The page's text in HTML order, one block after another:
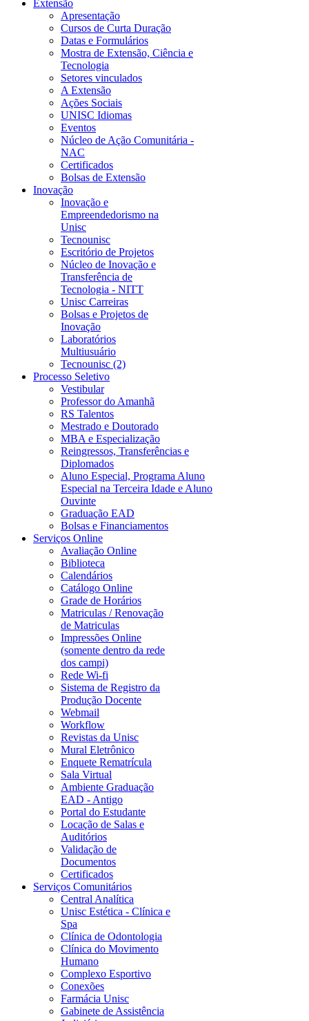
Extensão
Apresentação
Cursos de Curta Duração
Datas e Formulários
Mostra de Extensão, Ciência e
Tecnologia
Setores vinculados
A Extensão
Ações Sociais
UNISC Idiomas
Eventos
Núcleo de Ação Comunitária -
NAC
Certificados
Bolsas de Extensão
Inovação
Inovação e
Empreendedorismo na
Unisc
Tecnounisc
Escritório de Projetos
Núcleo de Inovação e
Transferência de
Tecnologia - NITT
Unisc Carreiras
Bolsas e Projetos de
Inovação
Laboratórios
Multiusuário
Tecnounisc (2)
Processo Seletivo
Vestibular
Professor do Amanhã
RS Talentos
Mestrado e Doutorado
MBA e Especialização
Reingressos, Transferências e
Diplomados
Aluno Especial, Programa Aluno
Especial na Terceira Idade e Aluno
Ouvinte
Graduação EAD
Bolsas e Financiamentos
Serviços Online
Avaliação Online
Biblioteca
Calendários
Catálogo Online
Grade de Horários
Matriculas / Renovação
de Matriculas
Impressões Online
(somente dentro da rede
dos campi)
Rede Wi-fi
Sistema de Registro da
Produção Docente
Webmail
Workflow
Revistas da Unisc
Mural Eletrônico
Enquete Rematrícula
Sala Virtual
Ambiente Graduação
EAD - Antigo
Portal do Estudante
Locação de Salas e
Auditórios
Validação de
Documentos
Certificados
Serviços Comunitários
Central Analítica
Unisc Estética - Clínica e
Spa
Clínica de Odontologia
Clínica do Movimento
Humano
Complexo Esportivo
Conexões
Farmácia Unisc
Gabinete de Assistência